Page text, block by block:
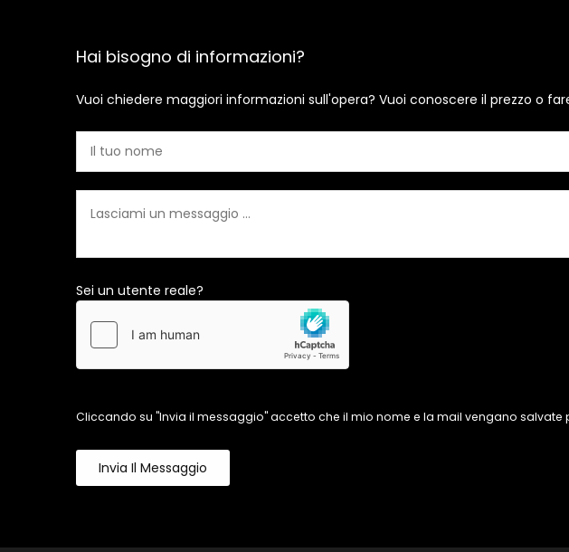
Hai bisogno di informazioni?
Vuoi chiedere maggiori informazioni sull'opera? Vuoi conoscere il prezzo o
Sei un utente reale?
Cliccando su "Invia il messaggio" accetto che il mio nome e la mail vengano salvate
Invia Il Messaggio